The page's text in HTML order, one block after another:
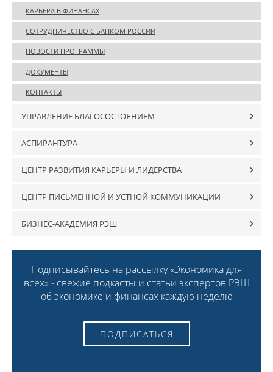
КАРЬЕРА В ФИНАНСАХ
СОТРУДНИЧЕСТВО С БАНКОМ РОССИИ
НОВОСТИ ПРОГРАММЫ
ДОКУМЕНТЫ
КОНТАКТЫ
УПРАВЛЕНИЕ БЛАГОСОСТОЯНИЕМ
АСПИРАНТУРА
ЦЕНТР РАЗВИТИЯ КАРЬЕРЫ И ЛИДЕРСТВА
ЦЕНТР ПИСЬМЕННОЙ И УСТНОЙ КОММУНИКАЦИИ
БИЗНЕС-АКАДЕМИЯ РЭШ
Подписывайтесь на рассылку «Экономика для
всех» - свежие подкасты и статьи экспертов РЭШ
об экономике и финансах каждую неделю
ПОДПИСАТЬСЯ